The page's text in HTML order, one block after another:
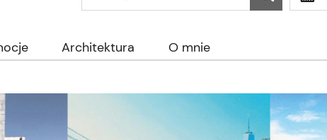
Architektura O mnie